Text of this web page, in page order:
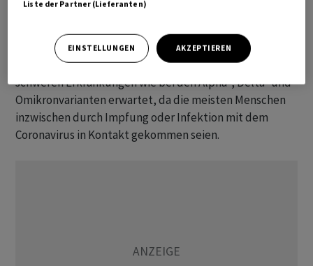
Gleichzeitig betonte der Experte, von BA.2.86 würden
keine ähnlich hohen Zahlen von Todesfällen und
schweren Erkrankungen wie bei den Alpha-, Delta- und
Omikronvarianten erwartet, da die meisten Menschen
inzwischen durch Impfung oder Infektion mit dem
Coronavirus in Kontakt gekommen seien.
Liste der Partner (Lieferanten)
EINSTELLUNGEN AKZEPTIEREN